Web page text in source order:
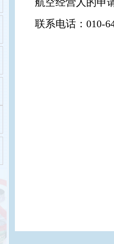
联系电话：010-